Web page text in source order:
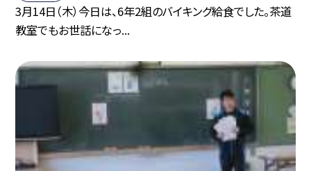
3月14日（木）今日は、6年2組のバイキング給食でした。茶道
教室でもお世話になっ...